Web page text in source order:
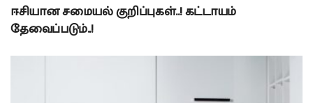
ஈசியான சமையல் குறிப்புகள்..! கட்டாயம்
தேவைப்படும்..!